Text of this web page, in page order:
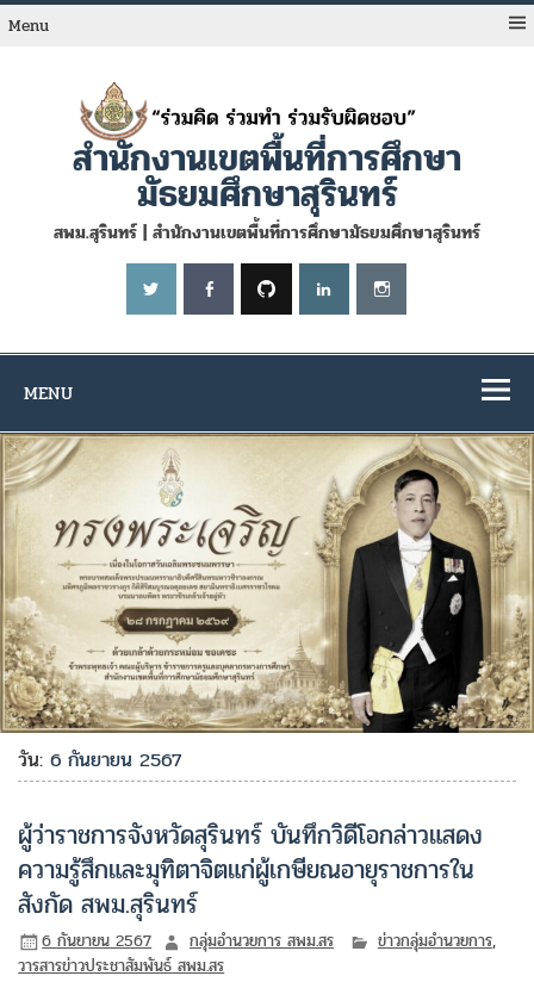
Skip
toMenu
สำนักงานเขตพื้นที่การศึกษา
มัธยมศึกษาสุรินทร์
สพม.สุรินทร์ | สำนักงานเขตพื้นที่การศึกษามัธยมศึกษาสุรินทร์
MENU
วัน:6 กันยายน 2567
ผู้ว่าราชการจังหวัดสุรินทร์ บันทึกวิดีโอกล่าวแสดง
ความรู้สึกและมุทิตาจิตแก่ผู้เกษียณอายุราชการใน
สังกัด สพม.สุรินทร์
6 กันยายน 2567 กลุ่มอำนวยการ สพม.สร ข่าวกลุ่มอำนวยการ,
วารสารข่าวประชาสัมพันธ์ สพม.สร